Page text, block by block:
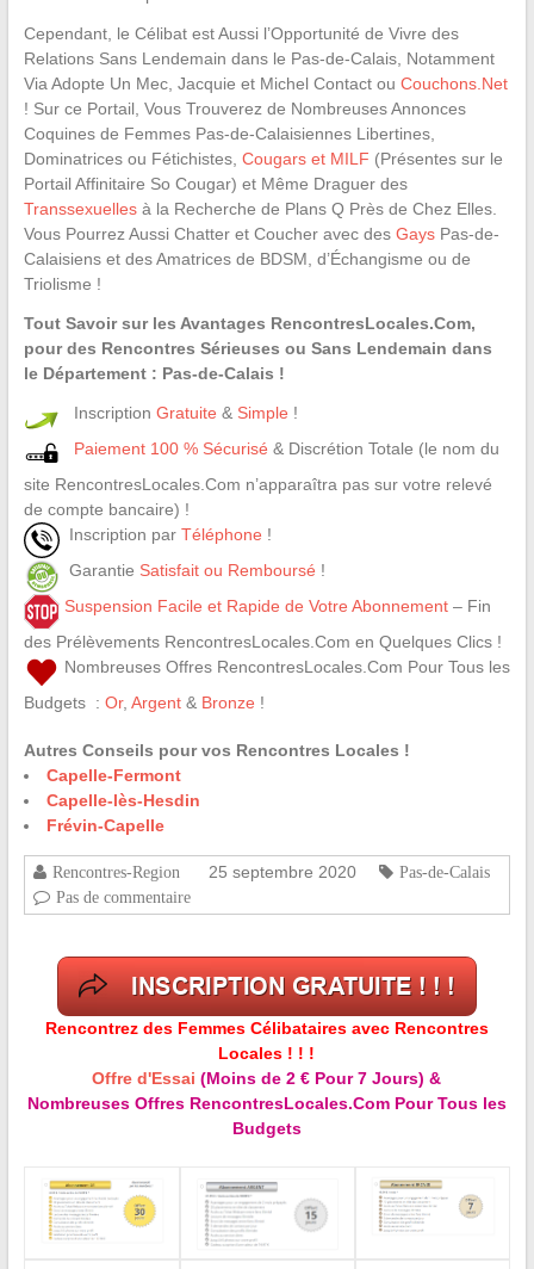
Cependant, le Célibat est Aussi l’Opportunité de Vivre des
Relations Sans Lendemain dans le Pas-de-Calais, Notamment
Via Adopte Un Mec, Jacquie et Michel Contact ou Couchons.Net
! Sur ce Portail, Vous Trouverez de Nombreuses Annonces
Coquines de Femmes Pas-de-Calaisiennes Libertines,
Dominatrices ou Fétichistes, Cougars et MILF (Présentes sur le
Portail Affinitaire So Cougar) et Même Draguer des
Transsexuellesà la Recherche de Plans Q Près de Chez Elles.
Vous Pourrez Aussi Chatter et Coucher avec des GaysPas-de-
Calaisiens et des Amatrices de BDSM, d’Échangisme ou de
Triolisme !
Tout Savoir sur les Avantages RencontresLocales.Com,
pour des Rencontres Sérieuses ou Sans Lendemain dans
le Département : Pas-de-Calais !
Inscription Gratuite & Simple !
Paiement 100 % Sécurisé & Discrétion Totale (le nom du
site RencontresLocales.Com n’apparaîtra pas sur votre relevé
de compte bancaire) !
Inscription par Téléphone !
Garantie Satisfait ou Remboursé !
Suspension Facile et Rapide de Votre Abonnement– Fin
des Prélèvements RencontresLocales.Com en Quelques Clics !
Nombreuses Offres RencontresLocales.Com Pour Tous les
Budgets : Or, Argent& Bronze !
Autres Conseils pour vos Rencontres Locales !
Capelle-Fermont
Capelle-lès-Hesdin
Frévin-Capelle
Rencontres-Region 25 septembre 2020
Pas-de-Calais
Pas de commentaire
Rencontrez des Femmes Célibataires avec Rencontres
Locales ! ! !
Offre d'Essai (Moins de 2 € Pour 7 Jours) &
Nombreuses Offres RencontresLocales.Com Pour Tous les
Budgets